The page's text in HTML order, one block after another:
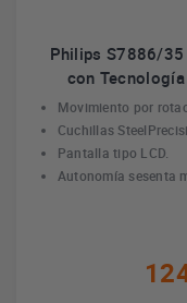
Philips S7886/
con
Movimiento por
Cuchillas
Pantalla tipo LCD.
Autonomía sesenta